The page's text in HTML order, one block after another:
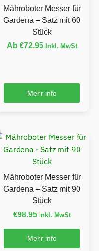
Mähroboter Messer für
Gardena – Satz mit 60
Stück
Ab €72.95 Inkl. MwSt
Mehr info
Mähroboter Messer für
Gardena – Satz mit 90
Stück
€98.95 Inkl. MwSt
Mehr info